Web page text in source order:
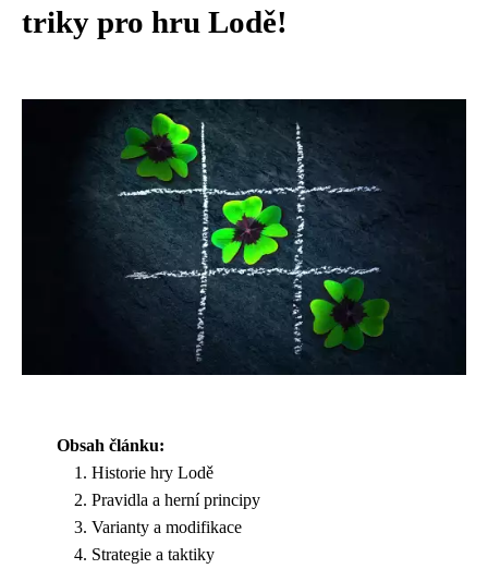
triky pro hru Lodě!
Obsah článku:
Historie hry Lodě
Pravidla a herní principy
Varianty a modifikace
Strategie a taktiky